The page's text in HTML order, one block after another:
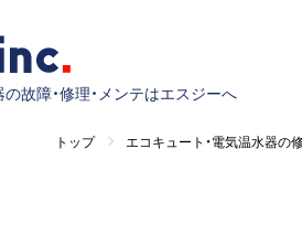
故障・修理・メンテはエスジーへ
トップ エコキュート・電気温水器の